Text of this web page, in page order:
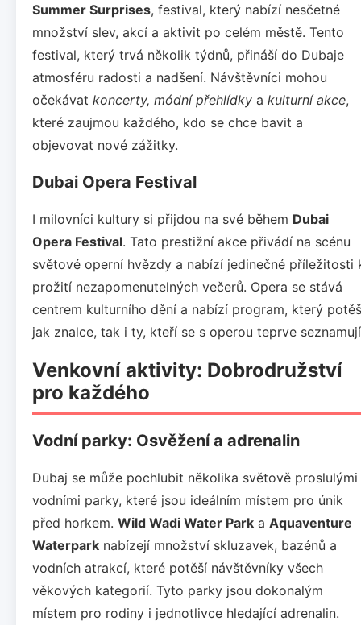
Summer Surprises, festival, který nabízí nesčetné
množství slev, akcí a aktivit po celém městě. Tento
festival, který trvá několik týdnů, přináší do Dubaje
atmosféru radosti a nadšení. Návštěvníci mohou
očekávat koncerty, módní přehlídky a kulturní akce,
které zaujmou každého, kdo se chce bavit a
objevovat nové zážitky.
Dubai Opera Festival
I milovníci kultury si přijdou na své během Dubai
Opera Festival. Tato prestižní akce přivádí na scénu
světové operní hvězdy a nabízí jedinečné příležitosti
prožití nezapomenutelných večerů. Opera se stává
centrem kulturního dění a nabízí program, který
jak znalce, tak i ty, kteří se s operou teprve
Venkovní aktivity: Dobrodružství
pro každého
Vodní parky: Osvěžení a adrenalin
Dubaj se může pochlubit několika světově proslulými
vodními parky, které jsou ideálním místem pro únik
před horkem. Wild Wadi Water Park a Aquaventure
Waterpark nabízejí množství skluzavek, bazénů a
vodních atrakcí, které potěší návštěvníky všech
věkových kategorií. Tyto parky jsou dokonalým
místem pro rodiny i jednotlivce hledající adrenalin.